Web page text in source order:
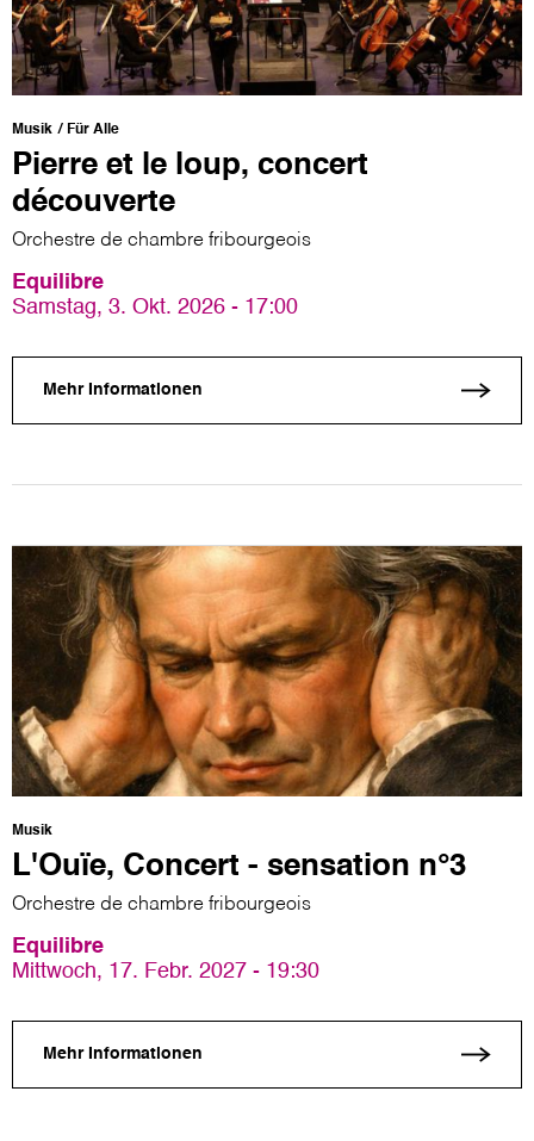
Musik Für Alle
Pierre et le loup, concert
découverte
Orchestre de chambre fribourgeois
Equilibre
Samstag, 3. Okt. 2026 - 17:00
Mehr Informationen
Musik
L'Ouïe, Concert - sensation n°3
Orchestre de chambre fribourgeois
Equilibre
Mittwoch, 17. Febr. 2027 - 19:30
Mehr Informationen